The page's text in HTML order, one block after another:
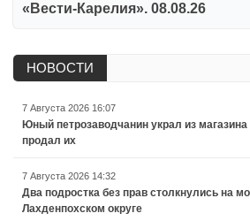
«Вести-Карелия». 08.08.26
НОВОСТИ
7 Августа 2026 16:07
Юный петрозаводчанин украл из
продал их
7 Августа 2026 14:32
Два подростка без прав столкнулись на
Лахденпохском округе